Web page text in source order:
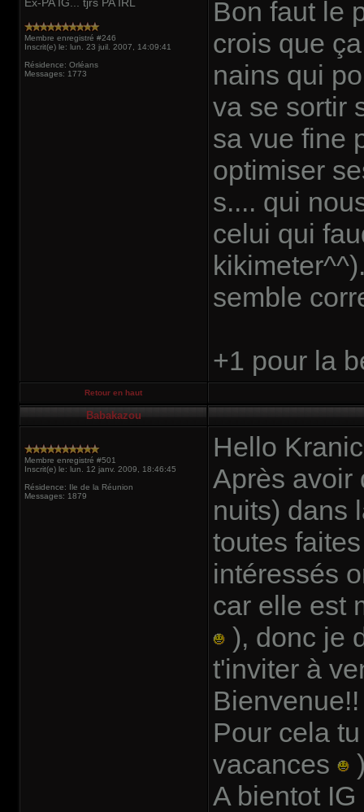
Membre enregistré #246
Inscrit(e) le: lun. 23 juil. 2007, 14:09:41
Résidence: Orléans
Messages: 1773
Bon faut le
crois que
nains qui
va se sortir
sa vue fine
optimiser
s.... qui
celui qui
semble
+1 pour la
Retour en haut
Babakazou
Membre enregistré #501
Inscrit(e) le: lun. 12 janv. 2009, 18:46:45
Résidence: Ile de la Réunion
Messages: 1879
Hello
Après avoir
nuits) dans
toutes
intéressés
car elle est
), donc je
t'inviter à
Bienvenue!!
Pour cela
vacances
A bientot IG